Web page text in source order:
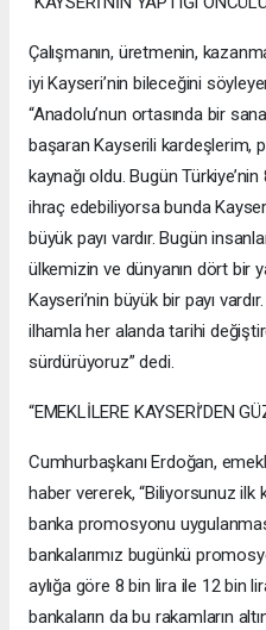
Çalışmanın, üretmenin,
iyi Kayseri’nin bileceğini
“Anadolu’nun ortasında bir
başaran Kayserili kardeşlerim,
kaynağı oldu. Bugün
ihraç edebiliyorsa bunda
büyük payı vardır. Bugün
ülkemizin ve dünyanın dört bir
Kayseri’nin büyük bir payı
ilhamla her alanda tarihi
sürdürüyoruz” dedi.
“EMEKLİLERE KAYSERİ’DEN
Cumhurbaşkanı Erdoğan,
haber vererek, “Biliyorsunuz ilk
banka promosyonu
bankalarımız bugünkü
aylığa göre 8 bin lira ile 12 bin
bankaların da bu rakamların